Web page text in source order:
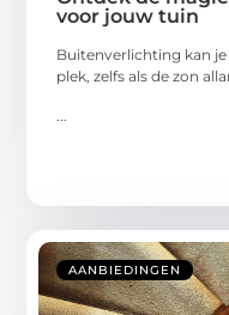
voor jouw tuin
Buitenverlichting kan
plek, zelfs als de zon
AANBIEDINGEN